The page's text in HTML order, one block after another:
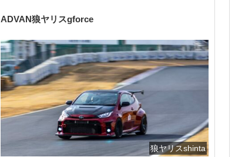
ADVAN狼ヤリスgforce
狼ヤリスshinta